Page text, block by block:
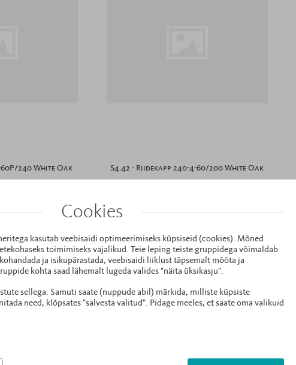
60P/240 White Oak
ALATES 299€
S4.42 - Riidekapp 240-4-60/200 White Oak
*SOODUSHIND KEHTIB TELLIMUSELE ALATES 299€
Cookies
kasutab veebisaidi optimeerimiseks küpsiseid (cookies). Mõned
toimimiseks vajalikud. Teie leping teiste gruppidega võimaldab
ja isikupärastada, veebisaidi liiklust täpsemalt mõõta ja
kohta saad lähemalt lugeda valides "näita üksikasju".
sellega. Samuti saate (nuppude abil) märkida, milliste küpsiste
need, klõpsates "salvesta valitud". Pidage meeles, et saate oma valikuid